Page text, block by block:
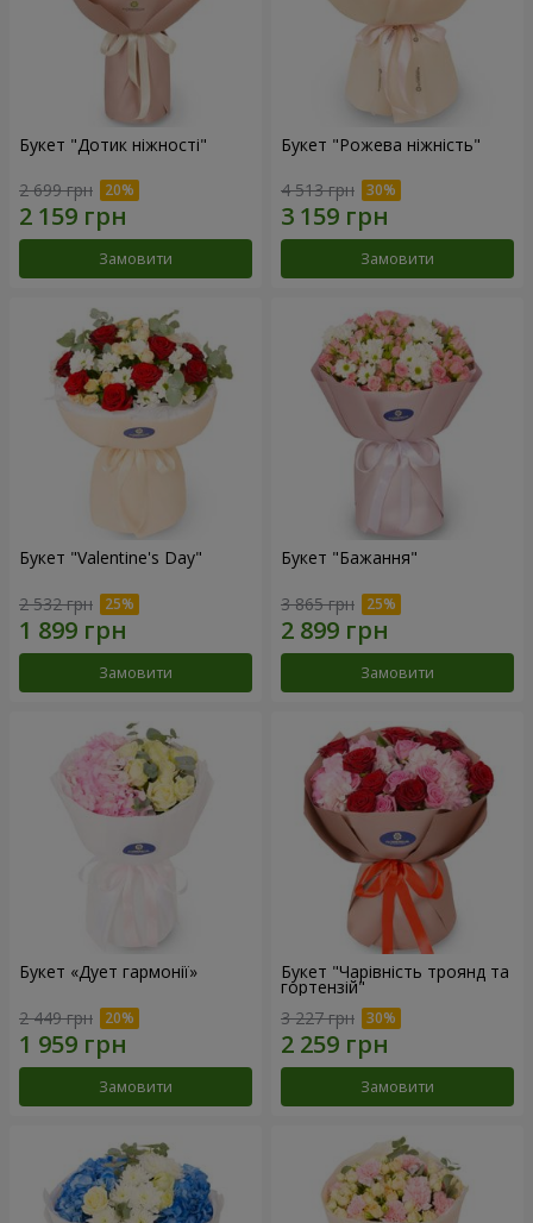
Букет "Дотик ніжності"
2 699 грн
Замовити
Букет "Рожева ніжність"
4 513 грн
Замовити
Букет "Valentine's Day"
2 532 грн
Замовити
Букет "Бажання"
3 865 грн
Замовити
Букет «Дует гармонії»
2 449 грн
Замовити
Букет "Чарівність троянд та
гортензій"
3 227 грн
Замовити